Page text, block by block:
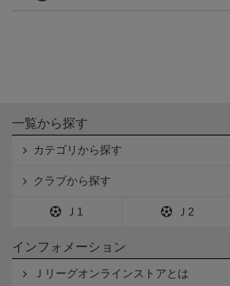
一覧から探す
カテゴリから探す
クラブから探す
Ｊ1 Ｊ2
インフォメーション
Ｊリーグオンラインストアとは